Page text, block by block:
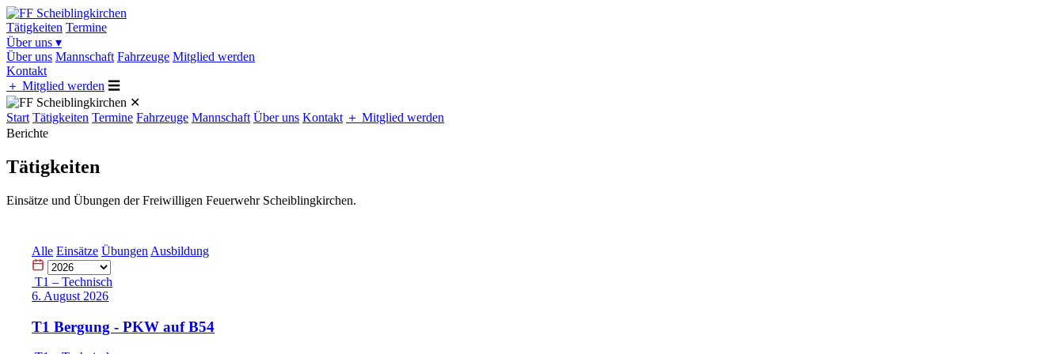
Tätigkeiten Termine
Über uns ▾
Über uns Mannschaft Fahrzeuge Mitglied werden
Kontakt
＋ Mitglied werden ☰
✕
Start Tätigkeiten Termine Fahrzeuge Mannschaft Über uns Kontakt ＋ Mitglied werden
Berichte
Tätigkeiten
Einsätze und Übungen der Freiwilligen Feuerwehr Scheiblingkirchen.
Alle Einsätze Übungen Ausbildung
T1 – Technisch
6. August 2026
T1 Bergung - PKW auf B54